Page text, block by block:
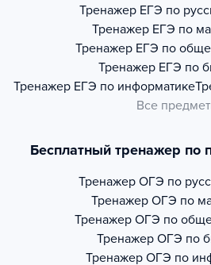
Тренажер ЕГЭ по
Тренажер ЕГЭ по
Тренажер ЕГЭ по
Тренажер ЕГЭ по
Тренажер ЕГЭ по информатике
Все
Бесплатный тренажер по
Тренажер ОГЭ по
Тренажер ОГЭ по
Тренажер ОГЭ по
Тренажер ОГЭ по
Тренажер ОГЭ по